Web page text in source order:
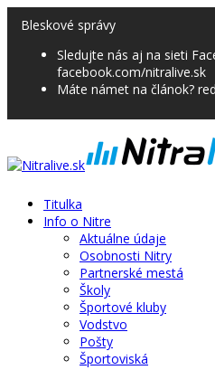
Bleskové správy
Sledujte nás aj na sieti
facebook.com/nitralive.sk
Máte námet na článok?
Titulka
Info o Nitre
Aktuálne údaje
Osobnosti Nitry
Partnerské mestá
Školy
Športové kluby
Vodstvo
Pošty
Športoviská